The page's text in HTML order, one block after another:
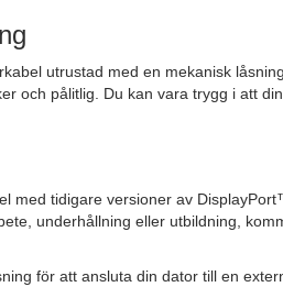
utrustad med en mekanisk
och pålitlig. Du kan vara trygg i att
med tidigare versioner av
underhållning eller utbildning,
för att ansluta din dator till en